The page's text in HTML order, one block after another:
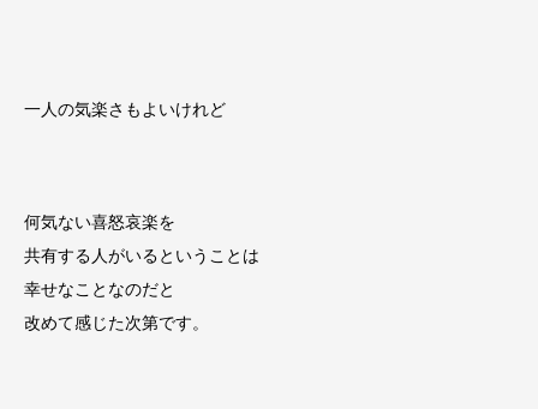
一人の気楽さもよいけれど
何気ない喜怒哀楽を
共有する人がいるということは
幸せなことなのだと
改めて感じた次第です。